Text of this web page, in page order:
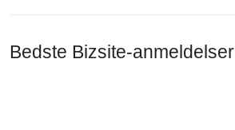
Bedste Bizsite-anmeldelser